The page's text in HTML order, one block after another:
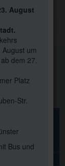
August
um
dem 27.
Platz
Str.
Bus und